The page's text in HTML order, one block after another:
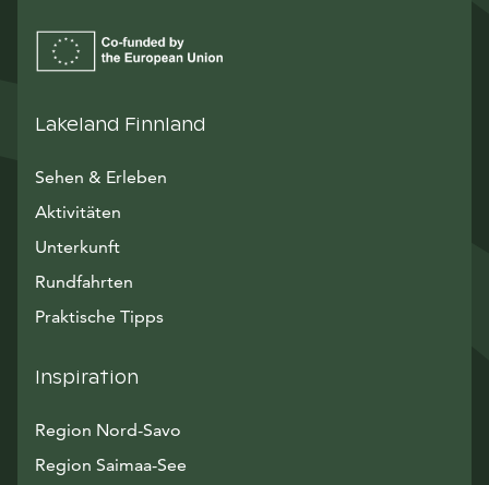
Lakeland Finnland
Sehen & Erleben
Aktivitäten
Unterkunft
Rundfahrten
Praktische Tipps
Inspiration
Region Nord-Savo
Region Saimaa-See